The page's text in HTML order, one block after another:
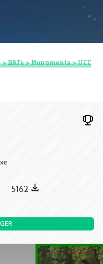
>BATs>Monuments> UCC
5162